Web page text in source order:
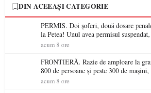
DIN ACEEAȘI CATEGORIE
PERMIS. Doi șoferi, două dosare
la Petea! Unul avea permisul
niciodată permis
acum 8 ore
FRONTIERĂ. Razie de amploare la
800 de persoane și peste 300 de
acum 8 ore